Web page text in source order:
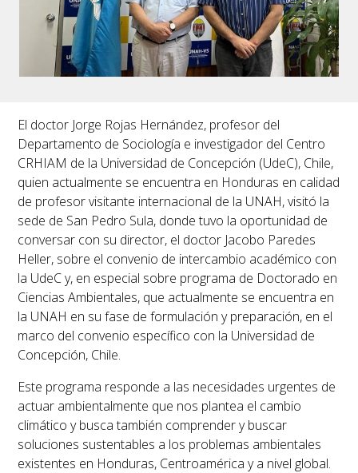
El doctor Jorge Rojas Hernández, profesor del
Departamento de Sociología e investigador del Centro
CRHIAM de la Universidad de Concepción (UdeC), Chile,
quien actualmente se encuentra en Honduras en calidad
de profesor visitante internacional de la UNAH, visitó la
sede de San Pedro Sula, donde tuvo la oportunidad de
conversar con su director, el doctor Jacobo Paredes
Heller, sobre el convenio de intercambio académico con
la UdeC y, en especial sobre programa de Doctorado en
Ciencias Ambientales, que actualmente se encuentra en
la UNAH en su fase de formulación y preparación, en el
marco del convenio específico con la Universidad de
Concepción, Chile.
Este programa responde a las necesidades urgentes de
actuar ambientalmente que nos plantea el cambio
climático y busca también comprender y buscar
soluciones sustentables a los problemas ambientales
existentes en Honduras, Centroamérica y a nivel global.